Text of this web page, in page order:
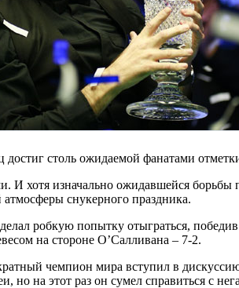
столь ожидаемой фанатами
И хотя изначально ожидавшейся
снукерного праздника.
робкую попытку отыграться,
на стороне О’Салливана – 7-2.
чемпион мира вступил в
но на этот раз он сумел справиться с